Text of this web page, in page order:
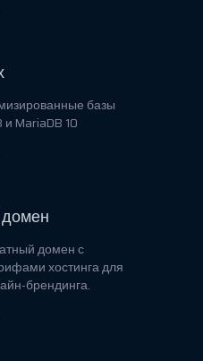
базы
MariaDB 10
домен с
хостинга для
брендинга.